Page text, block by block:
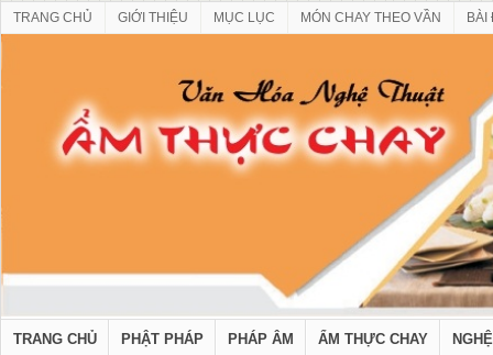
TRANG CHỦ GIỚI THIỆU MỤC LỤC MÓN CHAY THEO VẦN BÀI
TRANG CHỦ PHẬT PHÁP PHÁP ÂM ẨM THỰC CHAY